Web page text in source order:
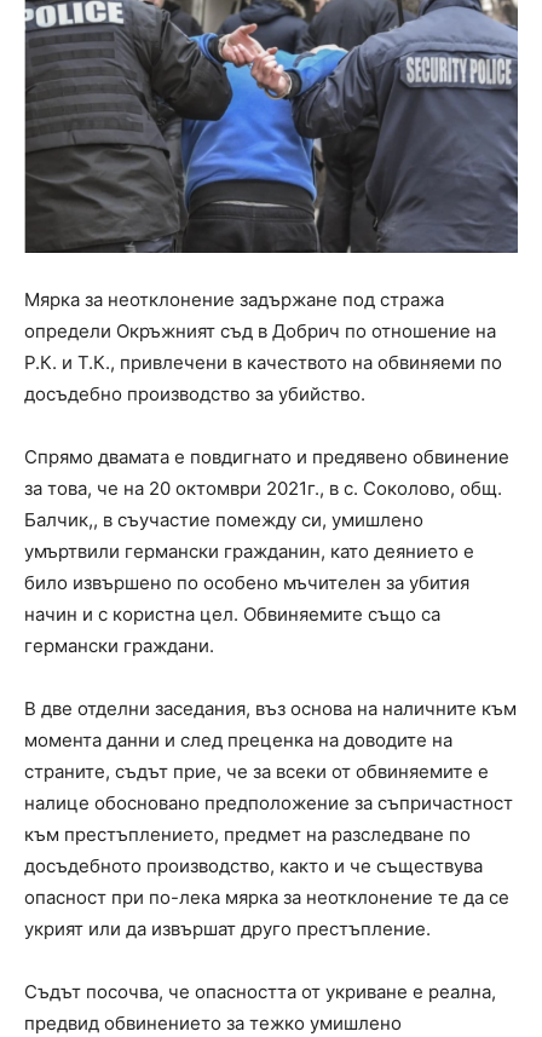
Мярка за неотклонение задържане под стража
определи Окръжният съд в Добрич по отношение на
Р.К. и Т.К., привлечени в качеството на обвиняеми по
досъдебно производство за убийство.
Спрямо двамата е повдигнато и предявено обвинение
за това, че на 20 октомври 2021г., в с. Соколово, общ.
Балчик,, в съучастие помежду си, умишлено
умъртвили германски гражданин, като деянието е
било извършено по особено мъчителен за убития
начин и с користна цел. Обвиняемите също са
германски граждани.
В две отделни заседания, въз основа на наличните към
момента данни и след преценка на доводите на
страните, съдът прие, че за всеки от обвиняемите е
налице обосновано предположение за съпричастност
към престъплението, предмет на разследване по
досъдебното производство, както и че съществува
опасност при по-лека мярка за неотклонение те да се
укрият или да извършат друго престъпление.
Съдът посочва, че опасността от укриване е реална,
предвид обвинението за тежко умишлено